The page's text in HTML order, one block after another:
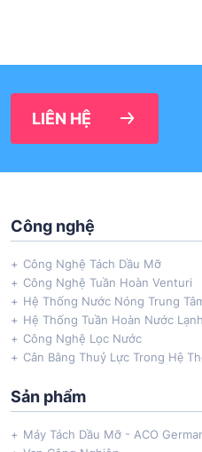
LIÊN HỆ
Công nghệ
Công Nghệ Tách Dầu Mỡ
Công Nghệ Tuần Hoàn Venturi
Hệ Thống Nước Nóng Trung
Hệ Thống Tuần Hoàn Nước
Công Nghệ Lọc Nước
Cân Bằng Thuỷ Lực Trong Hệ
Sản phẩm
Máy Tách Dầu Mỡ - ACO